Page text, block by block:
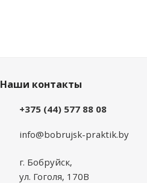
Наши контакты
+375 (44) 577 88 08
info@bobrujsk-praktik.by
г. Бобруйск,
ул. Гоголя, 170В